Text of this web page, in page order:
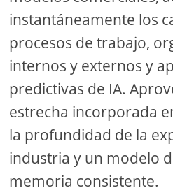
instantáneamente los
procesos de trabajo,
internos y externos y
predictivas de IA.
estrecha incorporada
la profundidad de la
industria y un modelo
memoria consistente.